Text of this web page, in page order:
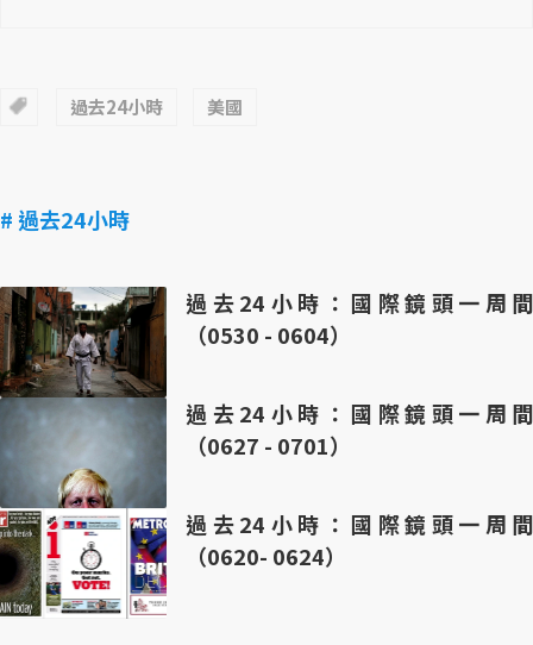
過去24小時 美國
# 過去24小時
過去24小時：國際鏡頭一周間
（0530 - 0604）
過去24小時：國際鏡頭一周間
（0627 - 0701）
過去24小時：國際鏡頭一周間
（0620- 0624）